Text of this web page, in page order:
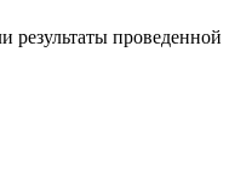
результаты проведенной